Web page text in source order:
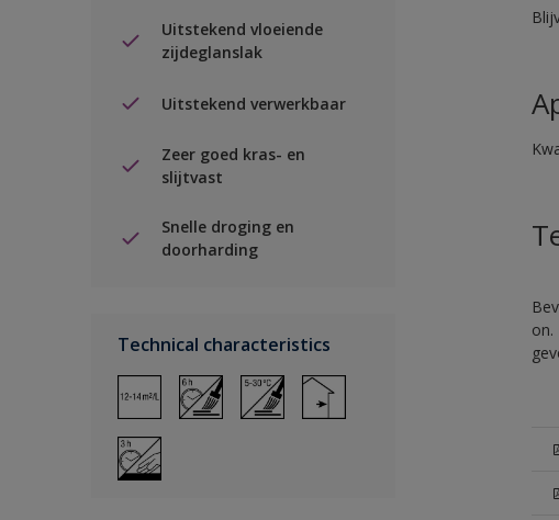
Uitstekend vloeiende
zijdeglanslak
Uitstekend verwerkbaar
Zeer goed kras- en
slijtvast
Snelle droging en
doorharding
Technical characteristics
on.